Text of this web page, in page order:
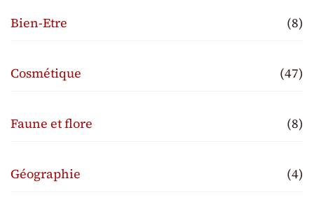
Bien-Etre (8)
Cosmétique (47)
Faune et flore (8)
Géographie (4)